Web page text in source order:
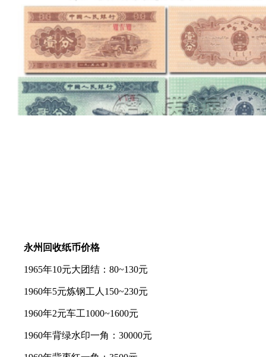
永州回收纸币价格
1965年10元大团结：80~130元
1960年5元炼钢工人150~230元
1960年2元车工1000~1600元
1960年背绿水印一角：30000元